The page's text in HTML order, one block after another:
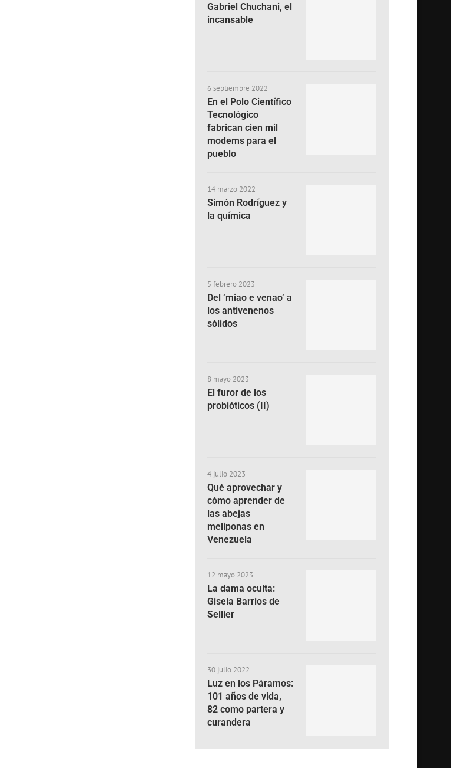
Gabriel Chuchani, el
incansable
6 septiembre 2022
En el Polo Científico
Tecnológico
fabrican cien mil
modems para el
pueblo
14 marzo 2022
Simón Rodríguez y
la química
5 febrero 2023
Del ‘miao e venao’ a
los antivenenos
sólidos
8 mayo 2023
El furor de los
probióticos (II)
4 julio 2023
Qué aprovechar y
cómo aprender de
las abejas
meliponas en
Venezuela
12 mayo 2023
La dama oculta:
Gisela Barrios de
Sellier
30 julio 2022
Luz en los Páramos:
101 años de vida,
82 como partera y
curandera